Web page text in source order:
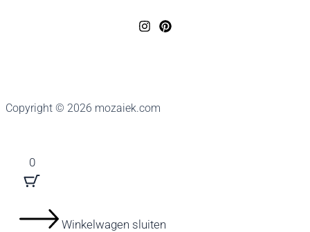
Copyright © 2026 mozaiek.com
0
Winkelwagen sluiten